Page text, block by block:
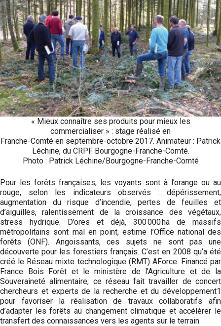
« Mieux connaître ses produits pour mieux les
commercialiser » : stage réalisé en
Franche-Comté en septembre-octobre 2017. Animateur : Patrick
Léchine, du CRPF Bourgogne-Franche-Comté.
Photo : Patrick Léchine/Bourgogne-Franche-Comté
Pour les forêts françaises, les voyants sont à l’orange ou au
rouge, selon les indicateurs observés : dépérissement,
augmentation du risque d’incendie, pertes de feuilles et
d’aiguilles, ralentissement de la croissance des végétaux,
stress hydrique. D’ores et déjà, 300 000 ha de massifs
métropolitains sont mal en point, estime l’Office national des
forêts (ONF). Angoissants, ces sujets ne sont pas une
découverte pour les forestiers français. C’est en 2008 qu’a été
créé le Réseau mixte technologique (RMT) AForce. Financé par
France Bois Forêt et le ministère de l’Agriculture et de la
Souveraineté alimentaire, ce réseau fait travailler de concert
chercheurs et experts de la recherche et du développement1
pour favoriser la réalisation de travaux collaboratifs afin
d’adapter les forêts au changement climatique et accélérer le
transfert des connaissances vers les agents sur le terrain.